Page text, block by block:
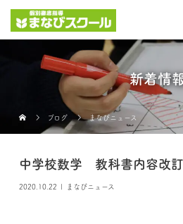
新着情
ブログ まなびニュース
中学校数学 教科書内容改
2020.10.22 まなびニュース